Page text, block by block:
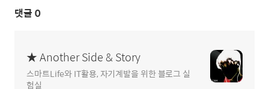
댓글 0
★ Another Side & Story
스마트Life와 IT활용, 자기계발을 위한 블로그 실
험실